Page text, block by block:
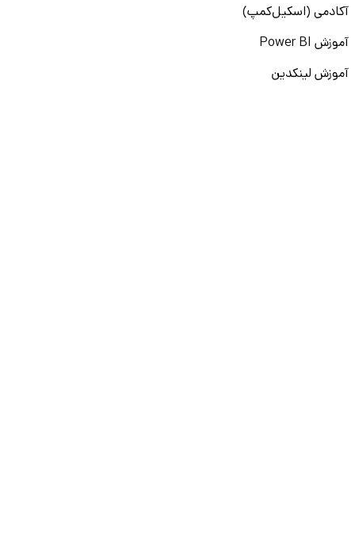
آکادمی (اسکیل‌کمپ)
آموزش Power BI
آموزش لینکدین